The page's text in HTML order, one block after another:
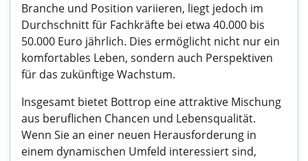
Branche und Position variieren, liegt jedoch im
Durchschnitt für Fachkräfte bei etwa 40.000 bis
50.000 Euro jährlich. Dies ermöglicht nicht nur ein
komfortables Leben, sondern auch Perspektiven
für das zukünftige Wachstum.
Insgesamt bietet Bottrop eine attraktive Mischung
aus beruflichen Chancen und Lebensqualität.
Wenn Sie an einer neuen Herausforderung in
einem dynamischen Umfeld interessiert sind,